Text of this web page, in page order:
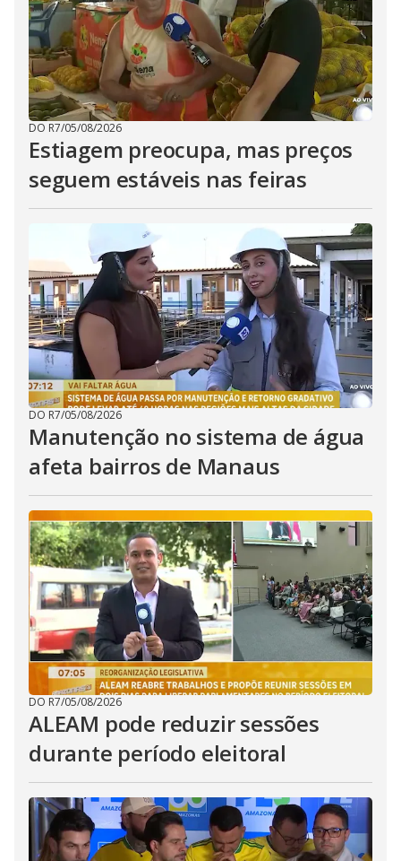
DO R7/05/08/2026
Estiagem preocupa, mas preços
seguem estáveis nas feiras
DO R7/05/08/2026
Manutenção no sistema de água
afeta bairros de Manaus
DO R7/05/08/2026
ALEAM pode reduzir sessões
durante período eleitoral